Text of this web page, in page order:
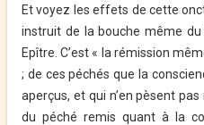
Et voyez les effets de cette
instruit de la bouche même
Epître. C’est « la rémission
; de ces péchés que la
aperçus, et qui n’en pèsent
du péché remis quant à la